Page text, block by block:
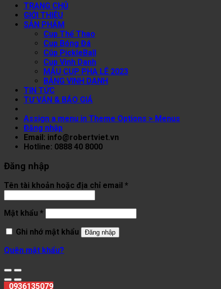
TRANG CHỦ
GIỚI THIỆU
SẢN PHẨM
Cup Thể Thao
Cup Bóng Đá
Cúp PickleBall
Cup Vinh Danh
MẪU CUP PHA LÊ 2023
BẢNG VINH DANH
TIN TỨC
TƯ VẤN & BÁO GIÁ
Assign a menu in Theme Options > Menus
Đăng nhập
Email: info@robertviet.vn
Hotline: 0888 40 8000
Đăng nhập
Tên tài khoản hoặc địa chỉ email *
Mật khẩu *
Ghi nhớ mật khẩu
Đăng nhập
Quên mật khẩu?
0936135079